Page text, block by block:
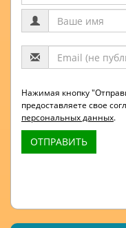
Нажимая кнопку
предоставляете свое
персональных данных.
ОТПРАВИТЬ